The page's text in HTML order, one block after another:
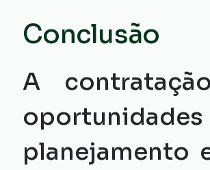
Conclusão
A
planejamento